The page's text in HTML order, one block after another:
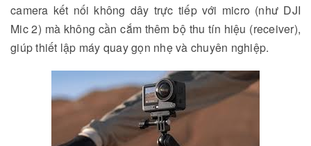
camera kết nối không dây trực tiếp với micro (như DJI
Mic 2) mà không cần cắm thêm bộ thu tín hiệu (receiver),
giúp thiết lập máy quay gọn nhẹ và chuyên nghiệp.